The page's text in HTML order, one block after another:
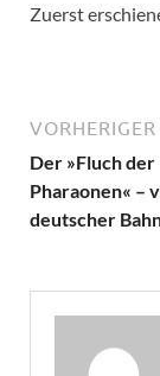
Zuerst
VORHERIGER
Der »Fluch der
Pharaonen« –
deutscher